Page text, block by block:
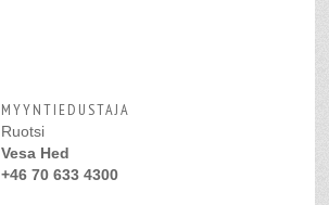
MYYNTIEDUSTAJA
Ruotsi
Vesa Hed
+46 70 633 4300